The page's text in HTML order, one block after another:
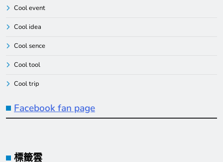
Cool event
Cool idea
Cool sence
Cool tool
Cool trip
Facebook fan page
標籤雲